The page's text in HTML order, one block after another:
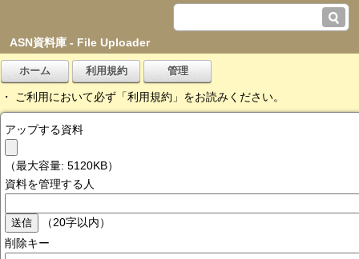
ASN資料庫 - File Uploader
・ ご利用において必ず「利用規約」をお読みください。
アップする資料
（最大容量: 5120KB）
資料を管理する人
（20字以内）
削除キー